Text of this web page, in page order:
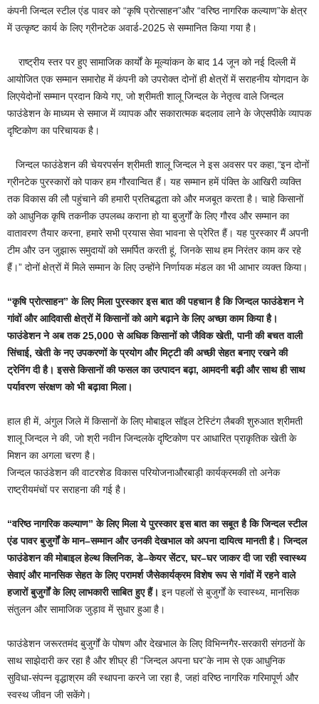
कंपनी जिन्दल स्टील एंड पावर को “कृषि प्रोत्साहन”और “वरिष्ठ नागरिक कल्याण”के क्षेत्र
में उत्कृष्ट कार्य के लिए ग्रीनटेक अवार्ड-2025 से सम्मानित किया गया है।
राष्ट्रीय स्तर पर हुए सामाजिक कार्यों के मूल्यांकन के बाद 14 जून को नई दिल्ली में
आयोजित एक सम्मान समारोह में कंपनी को उपरोक्त दोनों ही क्षेत्रों में सराहनीय योगदान के
लिएयेदोनों सम्मान प्रदान किये गए, जो श्रीमती शालू जिन्दल के नेतृत्व वाले जिन्दल
फाउंडेशन के माध्यम से समाज में व्यापक और सकारात्मक बदलाव लाने के जेएसपीके व्यापक
दृष्टिकोण का परिचायक है।
जिन्दल फाउंडेशन की चेयरपर्सन श्रीमती शालू जिन्दल ने इस अवसर पर कहा, “इन दोनों
ग्रीनटेक पुरस्कारों को पाकर हम गौरवान्वित हैं। यह सम्मान हमें पंक्ति के आखिरी व्यक्ति
तक विकास की लौ पहुंचाने की हमारी प्रतिबद्धता को और मजबूत करता है। चाहे किसानों
को आधुनिक कृषि तकनीक उपलब्ध कराना हो या बुजुर्गों के लिए गौरव और सम्मान का
वातावरण तैयार करना, हमारे सभी प्रयास सेवा भावना से प्रेरित हैं। यह पुरस्कार मैं अपनी
टीम और उन जुझारू समुदायों को समर्पित करती हूं जिनके साथ हम निरंतर काम कर रहे
हैं।” दोनों क्षेत्रों में मिले सम्मान के लिए उन्होंने निर्णायक मंडल का भी आभार व्यक्त किया।
“कृषि प्रोत्साहन”के लिए मिला पुरस्कार इस बात की पहचान है कि जिन्दल फाउंडेशन ने
गांवों और आदिवासी क्षेत्रों में किसानों को आगे बढ़ाने के लिए अच्छा काम किया है।
फाउंडेशन ने अब तक 25,000से अधिक किसानों को जैविक खेती,पानी की बचत वाली
सिंचाई,खेती के नए उपकरणों के प्रयोग और मिट्टी की अच्छी सेहत बनाए रखने की
ट्रेनिंग दी है। इससे किसानों की फसल का उत्पादन बढ़ा, आमदनी बढ़ी और साथ ही साथ
पर्यावरण संरक्षण को भी बढ़ावा मिला।
हाल ही में, अंगुल जिले में किसानों के लिए मोबाइल सॉइल टेस्टिंग लैबकी शुरुआत श्रीमती
शालू जिन्दल ने की, जो श्री नवीन जिन्दलके दृष्टिकोण पर आधारित प्राकृतिक खेती के
मिशन का अगला चरण है।
जिन्दल फाउंडेशन की वाटरशेड विकास परियोजनाऔरबाड़ी कार्यक्रमकी तो अनेक
राष्ट्रीयमंचों पर सराहना की गई है।
“वरिष्ठ नागरिक कल्याण”के लिए मिला ये पुरस्कार इस बात का सबूत है कि जिन्दल स्टील
एंड पावर बुजुर्गों के मान–सम्मान और उनकी देखभाल को अपना दायित्व मानती है। जिन्दल
फाउंडेशन की मोबाइल हेल्थ क्लिनिक,डे–केयर सेंटर,घर–घर जाकर दी जा रही स्वास्थ्य
सेवाएं और मानसिक सेहत के लिए परामर्श जैसेकार्यक्रम विशेष रूप से गांवों में रहने वाले
हजारों बुजुर्गों के लिए लाभकारी साबित हुए हैं। इन पहलों से बुजुर्गों के स्वास्थ्य, मानसिक
संतुलन और सामाजिक जुड़ाव में सुधार हुआ है।
फाउंडेशन जरूरतमंद बुजुर्गों के पोषण और देखभाल के लिए विभिन्नगैर-सरकारी संगठनों के
साथ साझेदारी कर रहा है और शीघ्र ही “जिन्दल अपना घर”के नाम से एक आधुनिक
सुविधा-संपन्न वृद्धाश्रम की स्थापना करने जा रहा है, जहां वरिष्ठ नागरिक गरिमापूर्ण और
स्वस्थ जीवन जी सकेंगे।